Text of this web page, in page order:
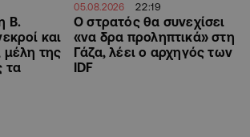
Β.
και
μέλη της
τα
05.08.2026 22:19
Ο στρατός θα συνεχίσει
«να δρα προληπτικά» στη
Γάζα, λέει ο αρχηγός των
IDF